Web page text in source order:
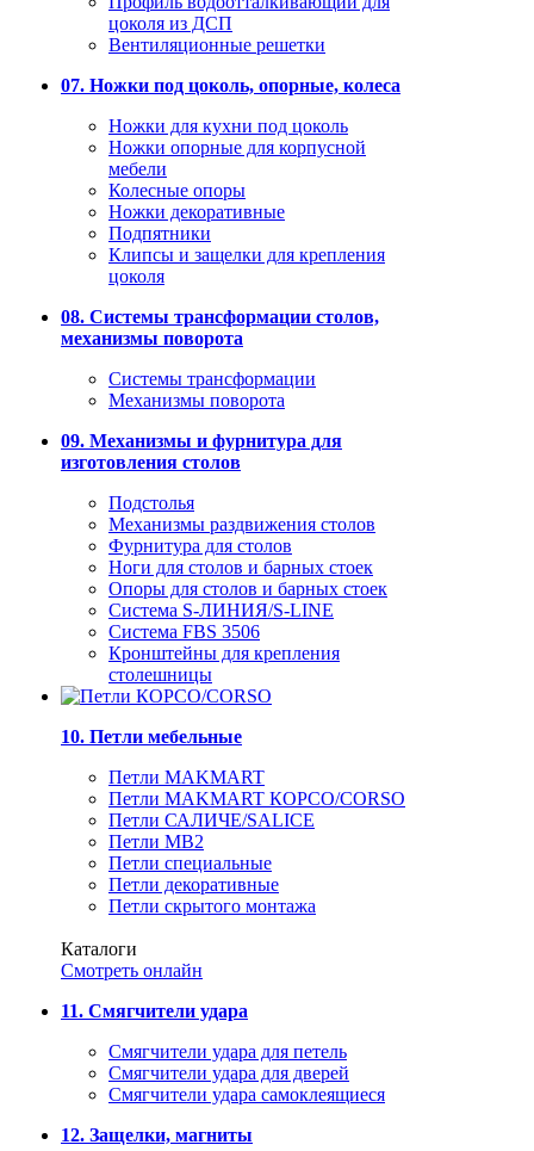
цоколя из ДСП
Вентиляционные решетки
07. Ножки под цоколь, опорные, колеса
Ножки для кухни под цоколь
Ножки опорные для корпусной
мебели
Колесные опоры
Ножки декоративные
Подпятники
Клипсы и защелки для крепления
цоколя
08. Системы трансформации столов,
механизмы поворота
Системы трансформации
Механизмы поворота
09. Механизмы и фурнитура для
изготовления столов
Подстолья
Механизмы раздвижения столов
Фурнитура для столов
Ноги для столов и барных стоек
Опоры для столов и барных стоек
Система S-ЛИНИЯ/S-LINE
Система FBS 3506
Кронштейны для крепления
столешницы
10. Петли мебельные
Петли MAKMART
Петли MAKMART КОРСО/CORSO
Петли САЛИЧЕ/SALICE
Петли MB2
Петли специальные
Петли декоративные
Петли скрытого монтажа
Каталоги
Смотреть онлайн
11. Смягчители удара
Смягчители удара для петель
Смягчители удара для дверей
Cмягчители удара самоклеящиеся
12. Защелки, магниты